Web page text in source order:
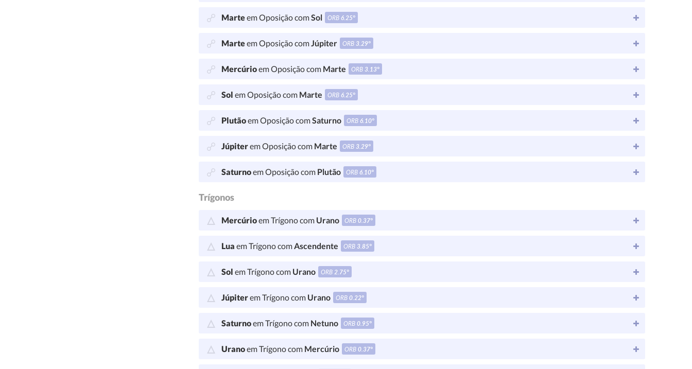
Marteem Oposição comSol ORB6.25°
Marteem Oposição comJúpiter ORB3.29°
Mercúrioem Oposição com Marte ORB3.13°
Sol em Oposição com Marte ORB6.25°
Plutãoem Oposição comSaturno ORB6.10°
Júpiterem Oposição com Marte ORB3.29°
Saturnoem Oposição com Plutão ORB6.10°
Trígonos
Mercúrioem Trígono com Urano ORB0.37°
Lua em Trígono comAscendente ORB3.85°
Sol em Trígono com Urano ORB2.75°
Júpiterem Trígono com Urano ORB0.22°
Saturnoem Trígono com Netuno ORB0.95°
Uranoem Trígono com Mercúrio ORB0.37°